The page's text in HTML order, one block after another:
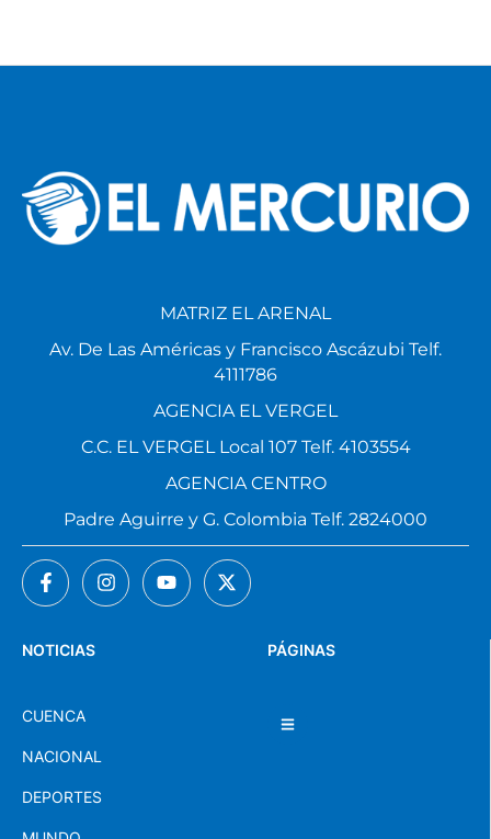
PÁGINAS
NOTICIAS
CUENCA
NACIONAL
DEPORTES
MATRIZ EL ARENAL
Av. De Las Américas y Francisco Ascázubi Telf.
4111786
AGENCIA EL VERGEL
C.C. EL VERGEL Local 107 Telf. 4103554
AGENCIA CENTRO
Padre Aguirre y G. Colombia Telf. 2824000